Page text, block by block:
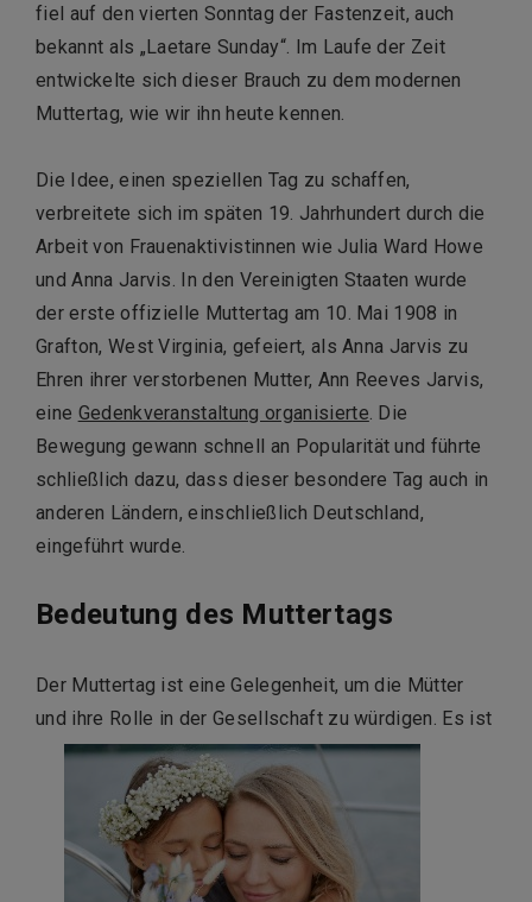
fiel auf den vierten Sonntag der Fastenzeit, auch
bekannt als „Laetare Sunday“. Im Laufe der Zeit
entwickelte sich dieser Brauch zu dem modernen
Muttertag, wie wir ihn heute kennen.
Die Idee, einen speziellen Tag zu schaffen,
verbreitete sich im späten 19. Jahrhundert durch die
Arbeit von Frauenaktivistinnen wie Julia Ward Howe
und Anna Jarvis. In den Vereinigten Staaten wurde
der erste offizielle Muttertag am 10. Mai 1908 in
Grafton, West Virginia, gefeiert, als Anna Jarvis zu
Ehren ihrer verstorbenen Mutter, Ann Reeves Jarvis,
eine Gedenkveranstaltung organisierte . Die
Bewegung gewann schnell an Popularität und führte
schließlich dazu, dass dieser besondere Tag auch in
anderen Ländern, einschließlich Deutschland,
eingeführt wurde.
Bedeutung des Muttertags
Der Muttertag ist eine Gelegenheit, um die Mütter
und ihre Rolle in der Gesellschaft zu würdigen. Es ist